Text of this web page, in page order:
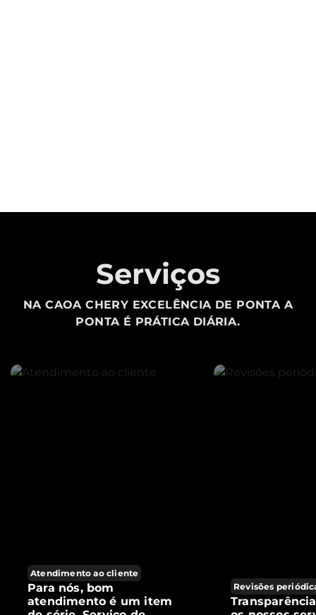
Serviços
NA CAOA CHERY EXCELÊNCIA DE PONTA A
PONTA É PRÁTICA DIÁRIA.
Atendimento ao cliente
Para nós, bom
atendimento é um item
Revisões